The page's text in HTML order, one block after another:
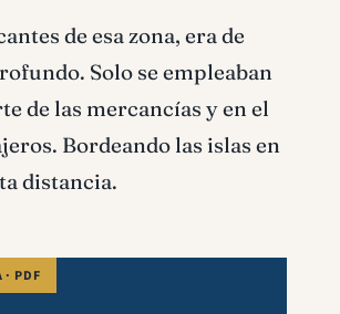
de esa zona, era de
Solo se empleaban
de las mercancías y en el
Bordeando las islas en
distancia.
PDF